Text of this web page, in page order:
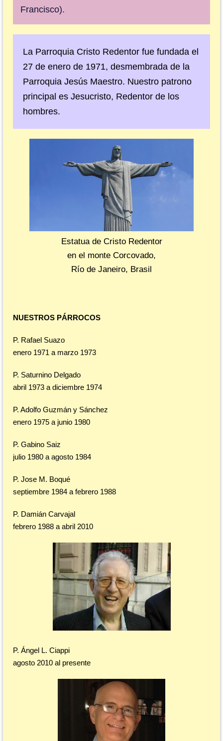
Francisco).
La Parroquia Cristo Redentor fue fundada el
27 de enero de 1971, desmembrada de la
Parroquia Jesús Maestro. Nuestro patrono
principal es Jesucristo, Redentor de los
hombres.
Estatua de Cristo Redentor
en el monte Corcovado,
Río de Janeiro, Brasil
NUESTROS PÁRROCOS
P. Rafael Suazo
enero 1971 a marzo 1973
P. Saturnino Delgado
abril 1973 a diciembre 1974
P. Adolfo Guzmán y Sánchez
enero 1975 a junio 1980
P. Gabino Saiz
julio 1980 a agosto 1984
P. Jose M. Boqué
septiembre 1984 a febrero 1988
P. Damián Carvajal
febrero 1988 a abril 2010
P. Ángel L. Ciappi
agosto 2010 al presente